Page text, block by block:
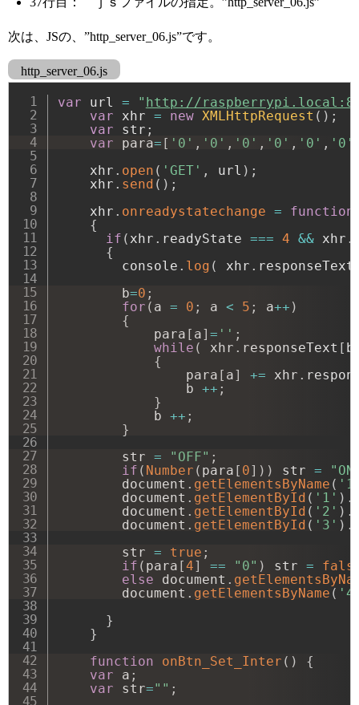
次は、JSの、”http_server_06.js”です。
http_server_06.js
var url = " http://
var xhr = new XMLHttpRequest ( ) ;
var str ;
var para= [ '0' , '0' , '0' , '0' , '0' , '0'
    xhr
. open ( 'GET' , url ) ;
    xhr
. send ( ) ;
    xhr
. onreadystatechange = function
{
if ( xhr . readyState === 4 && xhr .
{
        console
. log ( xhr .
        b
=0 ;
for ( a = 0 ; a < 5 ; a++ )
{
            para
[ a] = '' ;
while ( xhr . responseText [ b
{
                para
[ a] += xhr .
   		        b
++ ;
}
            b
++ ;
}
        str
= "OFF" ;
if ( Number ( para [ 0] ) ) str =
        document
. getElementsByName (
        document
. getElementById ( '1' ) .
        document
. getElementById ( '2' ) .
        document
. getElementById ( '3' ) .
        str
= true ;
if ( para [4] == "0" ) str =
else document .
        document
. getElementsByName (
}
}
function
onBtn_Set_Inter ( )
{
var a ;
var str="" ;